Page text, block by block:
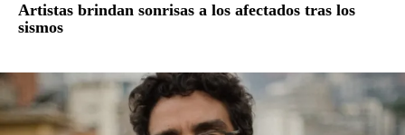
Artistas brindan sonrisas a los afectados tras los
sismos